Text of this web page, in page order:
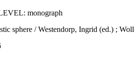
monograph
sphere / Westendorp, Ingrid (ed.) ;